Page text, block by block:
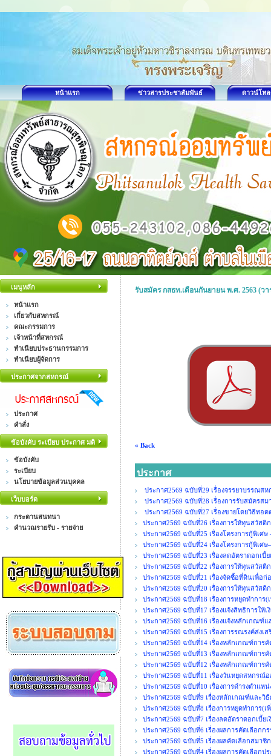
หน้าแรก ข่าวสารประชาสัมพันธ์ ดาวน์โห
เมนูหลัก
หน้าแรก
เกี่ยวกับสหกรณ์
คณะกรรมการ
เจ้าหน้าที่สหกรณ์
ทำเนียบประธานกรรมการ
ทำเนียบผู้จัดการ
ประกาศจากสหกรณ์
ประกาศ
คำสั่ง
ข้อบังคับ ระเบียบ ประกาศ มติ
ข้อบังคับ
ระเบียบ
นโยบายข้อมูลส่วนบุคคล
เว็บบอร์ด
กระดานสนทนา
คำนวณรายรับ - รายจ่าย
รับสมัคร กสธท.เดือนกันยายน พ.ศ. 2563 (วา
« Back
ประกาศ
ประกาศ2569 ฉบับที่29 เรื่องจรรยาบรรณส
ประกาศ2569 ฉบับที่28 เรื่องการรับสมัครส
ประกาศ2569 ฉบับที่27 เรื่องขายโดยวิธีทอ
ประกาศ2569 ฉบับที่26 เรื่องการให้ทุนสวัส
ประกาศ2569 ฉบับที่25 เรื่องโครงการกู้พิเศ
ประกาศ2569 ฉบับที่24 เรื่องโครงการกู้พิเศ
ประกาศ2569 ฉบับที่23 เรื่องลดอัตราดอกเบี้
ประกาศ2569 ฉบับที่22 เรื่องการให้ทุนสวัสติ
ประกาศ2569 ฉบับที่21 เรื่องจัดซื้อที่ดินเพื่อ
ประกาศ2569 ฉบับที่20 เรื่องการให้ทุนสวัส
ประกาศ2569 ฉบับที่18 เรื่องการหยุดทำการ(
ประกาศ2569 ฉบับที่17 เรื่องแจ้งสิทธิการให้
ประกาศ2569 ฉบับที่16 เรื่องแจ้งหลักเกณฑ์
ประกาศ2569 ฉบับที่15 เรื่องการรณรงค์ส่งเ
ประกาศ2569 ฉบับที่14 เรื่องหลักเกณฑ์การคั
ประกาศ2569 ฉบับที่13 เรื่องหลักเกณฑ์การ
ประกาศ2569 ฉบับที่12 เรื่องหลักเกณฑ์การ
ประกาศ2569 ฉบับที่11 เรื่องวันหยุดสหกร
ประกาศ2569 ฉบับที่10 เรื่องการดำรงตำแ
ประกาศ2569 ฉบับที่9 เรื่องหลักเกณฑ์และวิ
ประกาศ2569 ฉบับที่8 เรื่องการหยุดทำการ(เ
ประกาศ2569 ฉบับที่7 เรื่องลดอัตราดอกเบี้ย
ประกาศ2569 ฉบับที่6 เรื่องผลการคัดเลือกก
ประกาศ2569 ฉบับที่5 เรื่องผลคัดเลือกสมาชิ
ประกาศ2569 ฉบับที่4 เรื่องผลการคัดเลือกป